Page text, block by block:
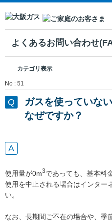
よくあるお問い合わせ
カテゴリ表示
No : 51
ガスを使っていな
なぜですか？
使用量が0m3であっても、基本料
使用を中止される場合はインター
い。
なお、長期間ご不在の場合や、季